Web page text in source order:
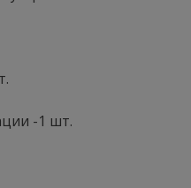
-1 шт.